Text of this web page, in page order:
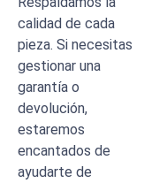
calidad de cada
pieza. Si necesitas
gestionar una
garantía o
devolución,
estaremos
encantados de
ayudarte de